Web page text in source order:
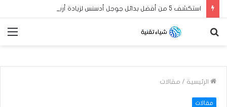
الرئيسية / مقالات
مقالات